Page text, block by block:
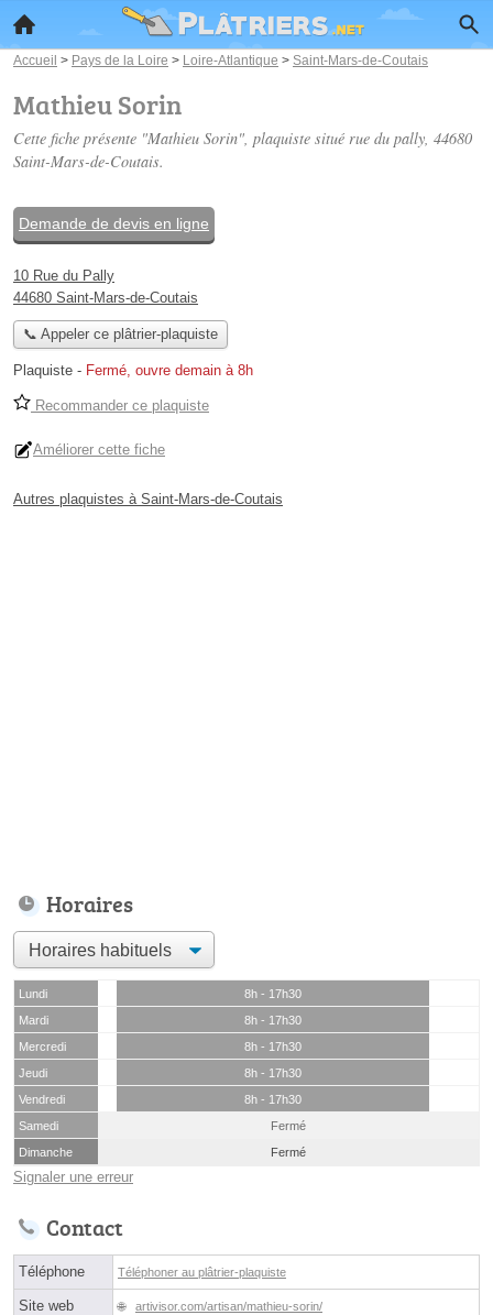
Accueil > Pays de la Loire > Loire-Atlantique > Saint-Mars-de-Coutais
Mathieu Sorin
Cette fiche présente "Mathieu Sorin", plaquiste situé rue du pally, 44680
Saint-Mars-de-Coutais.
Demande de devis en ligne
10 Rue du Pally
44680 Saint-Mars-de-Coutais
📞 Appeler ce plâtrier-plaquiste
Plaquiste - Fermé, ouvre demain à 8h
Recommander ce plaquiste
Améliorer cette fiche
Autres plaquistes à Saint-Mars-de-Coutais
Horaires
Lundi
8h - 17h30
Mardi
8h - 17h30
Mercredi
8h - 17h30
Jeudi
8h - 17h30
Vendredi
8h - 17h30
Samedi
Fermé
Dimanche
Fermé
Signaler une erreur
Contact
Téléphone Téléphoner au plâtrier-plaquiste
Site web artivisor.com/artisan/mathieu-sorin/